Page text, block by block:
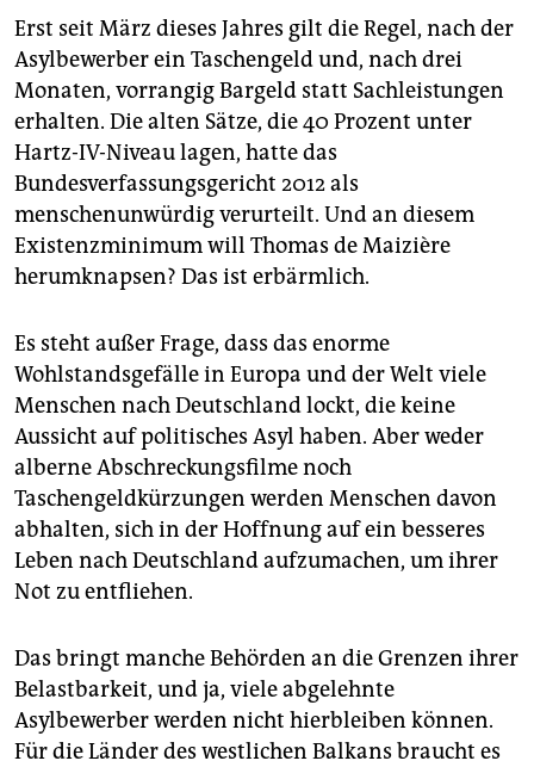
Erst seit März dieses Jahres gilt die Regel, nach der
Asylbewerber ein Taschengeld und, nach drei
Monaten, vorrangig Bargeld statt Sachleistungen
erhalten. Die alten Sätze, die 40 Prozent unter
Hartz-IV-Niveau lagen, hatte das
Bundesverfassungsgericht 2012 als
menschenunwürdig verurteilt. Und an diesem
Existenzminimum will Thomas de Maizière
herumknapsen? Das ist erbärmlich.
Es steht außer Frage, dass das enorme
Wohlstandsgefälle in Europa und der Welt viele
Menschen nach Deutschland lockt, die keine
Aussicht auf politisches Asyl haben. Aber weder
alberne Abschreckungsfilme noch
Taschengeldkürzungen werden Menschen davon
abhalten, sich in der Hoffnung auf ein besseres
Leben nach Deutschland aufzumachen, um ihrer
Not zu entfliehen.
Das bringt manche Behörden an die Grenzen ihrer
Belastbarkeit, und ja, viele abgelehnte
Asylbewerber werden nicht hierbleiben können.
Für die Länder des westlichen Balkans braucht es